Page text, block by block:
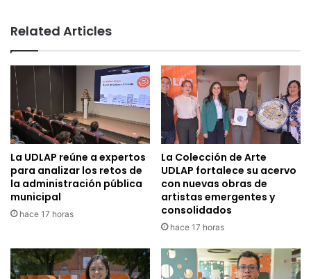
Related Articles
La UDLAP reúne a expertos
para analizar los retos de
la administración pública
municipal
hace 17 horas
La Colección de Arte
UDLAP fortalece su acervo
con nuevas obras de
artistas emergentes y
consolidados
hace 17 horas